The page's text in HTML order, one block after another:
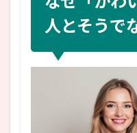
人とそうで